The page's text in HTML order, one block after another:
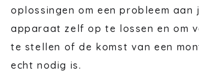
oplossingen om een probleem aan
apparaat zelf op te lossen en om
te stellen of de komst van een
echt nodig is.